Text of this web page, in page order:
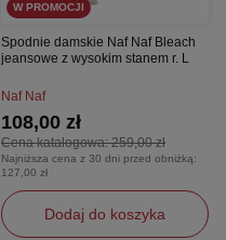
W PROMOCJI
Spodnie damskie Naf Naf Bleach
jeansowe z wysokim stanem r. L
Naf Naf
Cena katalogowa:259,00 zł
108,00 zł
Najniższa cena z 30 dni przed obniżką:
127,00 zł
Dodaj do koszyka